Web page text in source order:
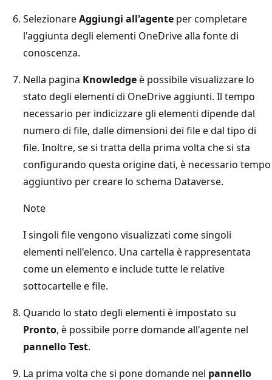
SelezionareAggiungi all'agente per completare
l'aggiunta degli elementi OneDrive alla fonte di
conoscenza.
Nella pagina Knowledgeè possibile visualizzare lo
stato degli elementi di OneDrive aggiunti. Il tempo
necessario per indicizzare gli elementi dipende dal
numero di file, dalle dimensioni dei file e dal tipo di
file. Inoltre, se si tratta della prima volta che si sta
configurando questa origine dati, è necessario tempo
aggiuntivo per creare lo schema Dataverse.
Note
I singoli file vengono visualizzati come singoli
elementi nell'elenco. Una cartella è rappresentata
come un elemento e include tutte le relative
sottocartelle e file.
Quando lo stato degli elementi è impostato su
Pronto, è possibile porre domande all'agente nel
pannello Test.
La prima volta che si pone domande nel pannello